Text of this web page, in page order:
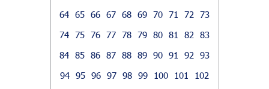
64 65 66 67 68 69 70 71 72
73
74 75 76 77 78 79 80 81 82
83
84 85 86 87 88 89 90 91 92
93
94 95 96 97 98 99 100 101
102